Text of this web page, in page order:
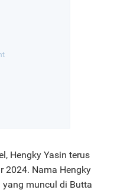
Hengky Yasin terus
2024. Nama Hengky
muncul di Butta